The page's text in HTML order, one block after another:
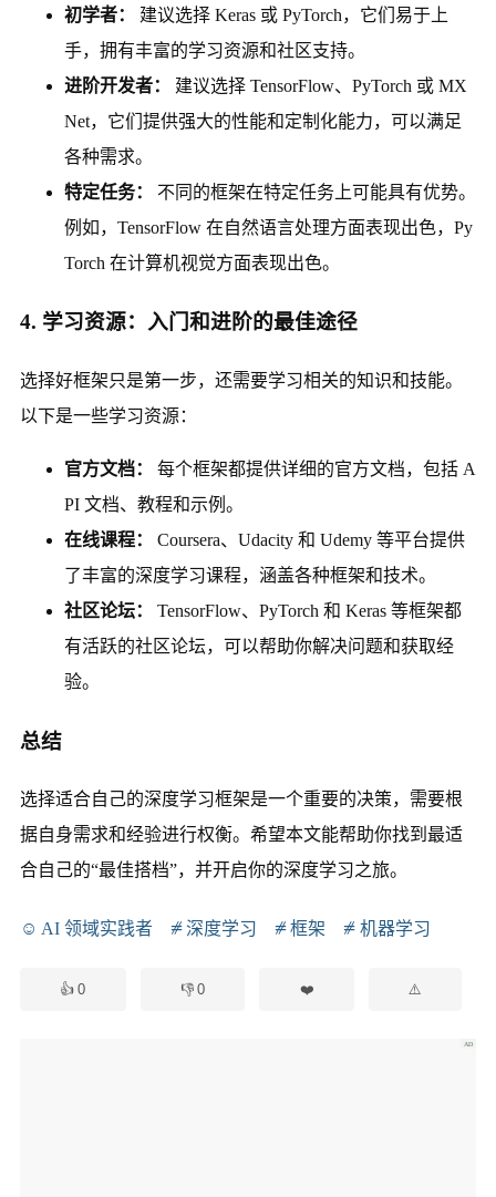
初学者：
建议选择 Keras 或 PyTorch，它们易于上
手，拥有丰富的学习资源和社区支持。
进阶开发者：
建议选择 TensorFlow、PyTorch 或 MX
Net，它们提供强大的性能和定制化能力，可以满足
各种需求。
特定任务：
不同的框架在特定任务上可能具有优势。
例如，TensorFlow 在自然语言处理方面表现出色，Py
Torch 在计算机视觉方面表现出色。
4. 学习资源：入门和进阶的最佳途径
选择好框架只是第一步，还需要学习相关的知识和技能。
以下是一些学习资源：
官方文档：
每个框架都提供详细的官方文档，包括 A
PI 文档、教程和示例。
在线课程：
Coursera、Udacity 和 Udemy 等平台提供
了丰富的深度学习课程，涵盖各种框架和技术。
社区论坛：
TensorFlow、PyTorch 和 Keras 等框架都
有活跃的社区论坛，可以帮助你解决问题和获取经
验。
总结
选择适合自己的深度学习框架是一个重要的决策，需要根
据自身需求和经验进行权衡。希望本文能帮助你找到最适
合自己的“最佳搭档”，并开启你的深度学习之旅。
AI 领域实践者 深度学习 框架 机器学习
0 0